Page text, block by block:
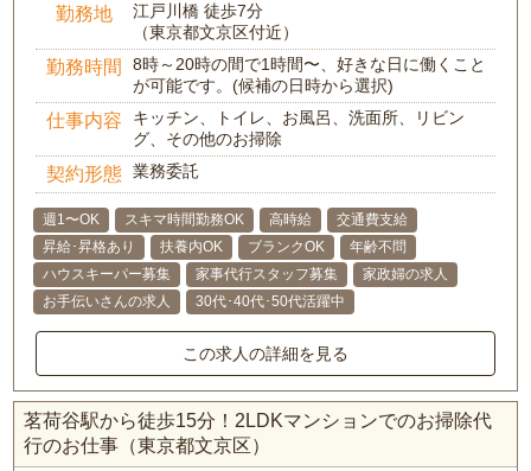
勤務地
江戸川橋 徒歩7分
（東京都文京区付近）
勤務時間
8時～20時の間で1時間〜、好きな日に働くこと
が可能です。(候補の日時から選択)
仕事内容
キッチン、トイレ、お風呂、洗面所、リビン
グ、その他のお掃除
契約形態 業務委託
週1〜OK スキマ時間勤務OK 高時給
交通費支給
昇給･昇格あり
扶養内OK ブランクOK
年齢不問
ハウスキーパー募集
家事代行スタッフ募集
家政婦の求人
お手伝いさんの求人
30代･40代･50代活躍中
この求人の詳細を見る
茗荷谷駅から徒歩15分！2LDKマンションでのお掃除代
行のお仕事（東京都文京区）